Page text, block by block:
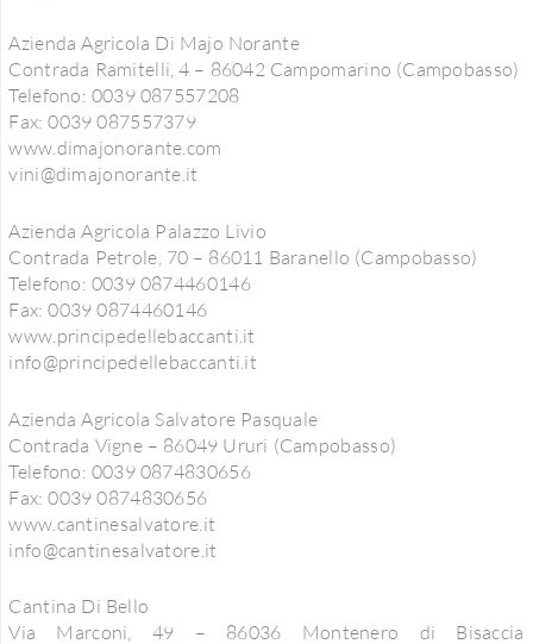
Azienda Agricola Di Majo Norante
Contrada Ramitelli, 4 – 86042 Campomarino (Campobasso)
Telefono: 0039 087557208
Fax: 0039 087557379
www.dimajonorante.com
vini@dimajonorante.it
Azienda Agricola Palazzo Livio
Contrada Petrole, 70 – 86011 Baranello (Campobasso)
Telefono: 0039 0874460146
Fax: 0039 0874460146
www.principedellebaccanti.it
info@principedellebaccanti.it
Azienda Agricola Salvatore Pasquale
Contrada Vigne – 86049 Ururi (Campobasso)
Telefono: 0039 0874830656
Fax: 0039 0874830656
www.cantinesalvatore.it
info@cantinesalvatore.it
Cantina Di Bello
Via Marconi, 49 – 86036 Montenero di Bisaccia